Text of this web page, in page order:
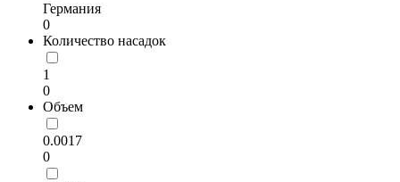
Германия
0
Количество насадок
1
0
Объем
0.0017
0